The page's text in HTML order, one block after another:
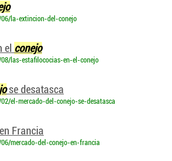
la-extincion-del-conejo
el conejo
las-estafilococias-en-el-conejo
se desatasca
el-mercado-del-conejo-se-desatasca
Francia
mercado-del-conejo-en-francia